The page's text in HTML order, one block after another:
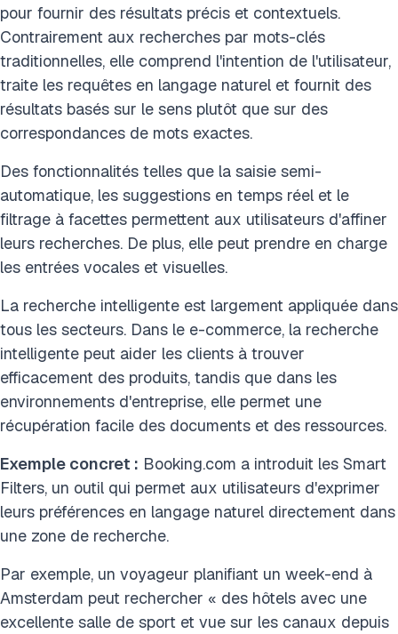
pour fournir des résultats précis et contextuels.
Contrairement aux recherches par mots-clés
traditionnelles, elle comprend l'intention de l'utilisateur,
traite les requêtes en langage naturel et fournit des
résultats basés sur le sens plutôt que sur des
correspondances de mots exactes.
Des fonctionnalités telles que la saisie semi-
automatique, les suggestions en temps réel et le
filtrage à facettes permettent aux utilisateurs d'affiner
leurs recherches. De plus, elle peut prendre en charge
les entrées vocales et visuelles.
La recherche intelligente est largement appliquée dans
tous les secteurs. Dans le e-commerce, la recherche
intelligente peut aider les clients à trouver
efficacement des produits, tandis que dans les
environnements d'entreprise, elle permet une
récupération facile des documents et des ressources.
Exemple concret : Booking.com a introduit les Smart
Filters, un outil qui permet aux utilisateurs d'exprimer
leurs préférences en langage naturel directement dans
une zone de recherche.
Par exemple, un voyageur planifiant un week-end à
Amsterdam peut rechercher « des hôtels avec une
excellente salle de sport et vue sur les canaux depuis